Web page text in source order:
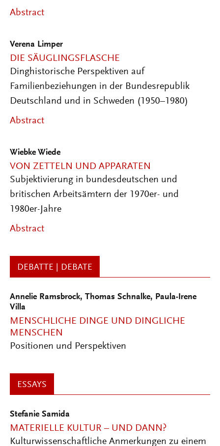
Abstract
Verena Limper
DIE SÄUGLINGSFLASCHE
Dinghistorische Perspektiven auf
Familienbeziehungen in der Bundesrepublik
Deutschland und in Schweden (1950–1980)
Abstract
Wiebke Wiede
VON ZETTELN UND APPARATEN
Subjektivierung in bundesdeutschen und
britischen Arbeitsämtern der 1970er- und
1980er-Jahre
Abstract
DEBATTE | DEBATE
Annelie Ramsbrock, Thomas Schnalke, Paula-Irene
Villa
MENSCHLICHE DINGE UND DINGLICHE
MENSCHEN
Positionen und Perspektiven
ESSAYS
Stefanie Samida
MATERIELLE KULTUR – UND DANN?
Kulturwissenschaftliche Anmerkungen zu einem